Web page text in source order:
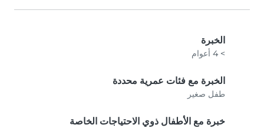
الخبرة
> 4 أعوام
الخبرة مع فئات عمرية محددة
طفل صغير
خبرة مع الأطفال ذوي الاحتياجات الخاصة